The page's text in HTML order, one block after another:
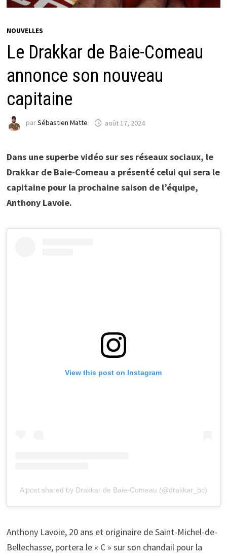
NOUVELLES
Le Drakkar de Baie-Comeau
annonce son nouveau
capitaine
parSébastien Matte août 17, 2024
Dans une superbe vidéo sur ses réseaux sociaux, le
Drakkar de Baie-Comeau a présenté celui qui sera le
capitaine pour la prochaine saison de l’équipe,
Anthony Lavoie.
View this post on Instagram
A post shared by Drakkar de Baie-Comeau (@drakkar_bc)
Anthony Lavoie, 20 ans et originaire de Saint-Michel-de-
Bellechasse, portera le « C » sur son chandail pour la